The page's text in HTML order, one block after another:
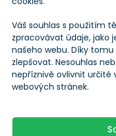
Váš souhlas s použitím
zpracovávat údaje, jako
našeho webu. Díky
zlepšovat. Nesouhlas
nepříznivě ovlivnit
webových stránek.
Co z Amazonu
investiční titul?
Hodnota akcií
Amazon postupně